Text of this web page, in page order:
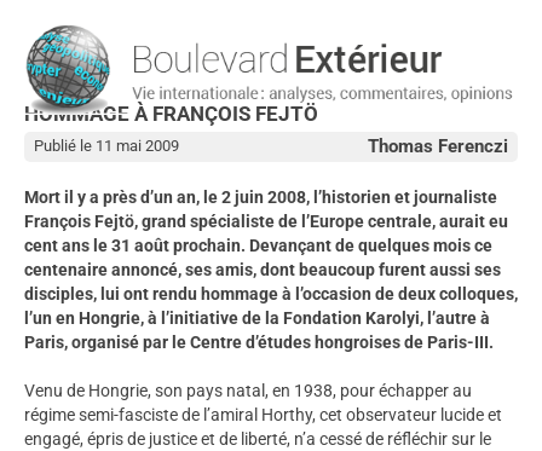
HOMMAGE À FRANÇOIS FEJTÖ
Thomas Ferenczi
Publié le 11 mai 2009
Mort il y a près d’un an, le 2 juin 2008, l’historien et journaliste
François Fejtö, grand spécialiste de l’Europe centrale, aurait eu
cent ans le 31 août prochain. Devançant de quelques mois ce
centenaire annoncé, ses amis, dont beaucoup furent aussi ses
disciples, lui ont rendu hommage à l’occasion de deux colloques,
l’un en Hongrie, à l’initiative de la Fondation Karolyi, l’autre à
Paris, organisé par le Centre d’études hongroises de Paris-III.
Venu de Hongrie, son pays natal, en 1938, pour échapper au
régime semi-fasciste de l’amiral Horthy, cet observateur lucide et
engagé, épris de justice et de liberté, n’a cessé de réfléchir sur le